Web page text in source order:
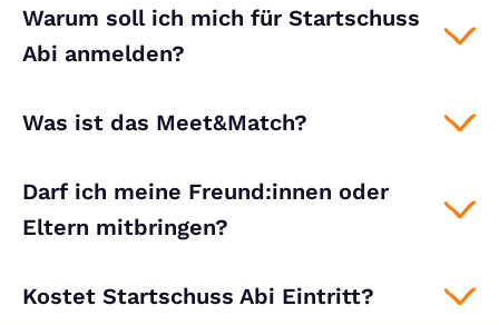
Warum soll ich mich für Startschuss
Abi anmelden?
Was ist das Meet&Match?
Darf ich meine Freund:innen oder
Eltern mitbringen?
Kostet Startschuss Abi Eintritt?